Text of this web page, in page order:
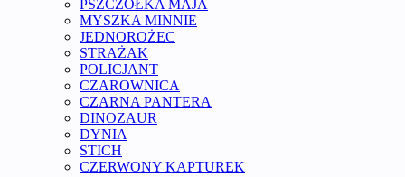
PSZCZÓŁKA MAJA
MYSZKA MINNIE
JEDNOROŻEC
STRAŻAK
POLICJANT
CZAROWNICA
CZARNA PANTERA
DINOZAUR
DYNIA
STICH
CZERWONY KAPTUREK